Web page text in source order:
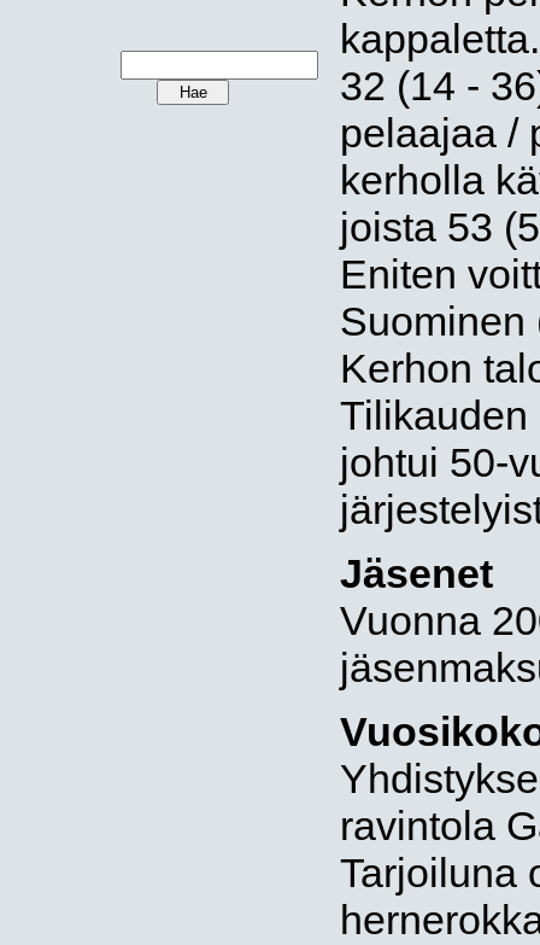
32 (14 -
pelaajaa /
kerholla
joista 53
Eniten
Suominen
Kerhon
Tilikauden
johtui 50-
Jäsenet
Vuonna
ravintola
Tarjoiluna